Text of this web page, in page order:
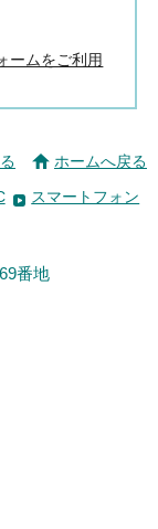
ームをご利用
ホームへ戻る
スマートフォン
番地